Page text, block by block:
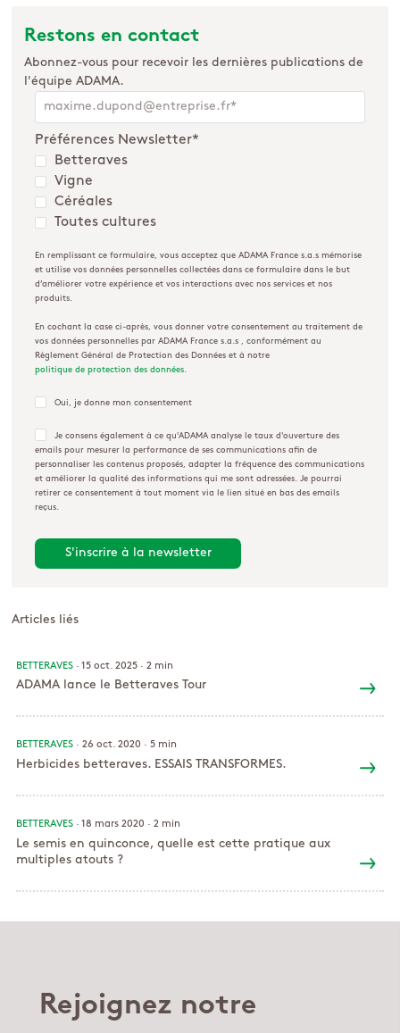
Restons en contact
Abonnez-vous pour recevoir les dernières publications de
l'équipe ADAMA.
Préférences Newsletter*
Betteraves
Vigne
Céréales
Toutes cultures
En remplissant ce formulaire, vous acceptez que ADAMA France s.a.s mémorise
et utilise vos données personnelles collectées dans ce formulaire dans le but
d’améliorer votre expérience et vos interactions avec nos services et nos
produits.
En cochant la case ci-après, vous donner votre consentement au traitement de
vos données personnelles par ADAMA France s.a.s , conformément au
Règlement Général de Protection des Données et à notre
politique de protection des données.
Oui, je donne mon consentement
Je consens également à ce qu'ADAMA analyse le taux d'ouverture des
emails pour mesurer la performance de ses communications afin de
personnaliser les contenus proposés, adapter la fréquence des communications
et améliorer la qualité des informations qui me sont adressées. Je pourrai
retirer ce consentement à tout moment via le lien situé en bas des emails
reçus.
Articles liés
BETTERAVES· 15 oct. 2025 · 2 min
ADAMA lance le Betteraves Tour
BETTERAVES· 26 oct. 2020 · 5 min
Herbicides betteraves. ESSAIS TRANSFORMES.
BETTERAVES· 18 mars 2020 · 2 min
Le semis en quinconce, quelle est cette pratique aux
multiples atouts ?
Rejoignez notre